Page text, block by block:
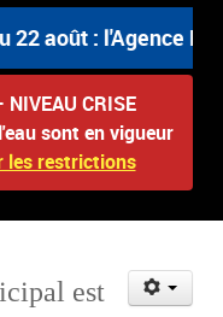
22 août : l'Agence
NIVEAU CRISE
sont en vigueur
les restrictions
est